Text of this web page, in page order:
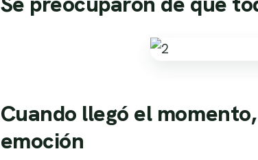
Cuando llegó el
emoción